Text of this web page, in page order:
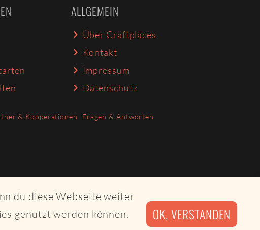
du diese Webseite weiter
genutzt werden können.
OK, VERSTANDEN
ALLGEMEIN
Über Craftplaces
Kontakt
Impressum
Datenschutz
& Kooperationen
Fragen & Antworten